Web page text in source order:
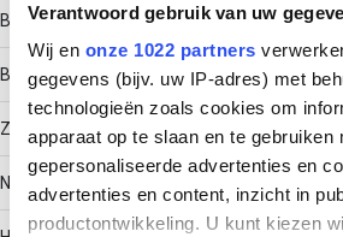
Verantwoord gebruik van uw
Wij en onze 1022 partners
gegevens (bijv. uw IP-adres) met
technologieën zoals cookies om
apparaat op te slaan en te gebruiken
gepersonaliseerde advertenties en
advertenties en content, inzicht in
productontwikkeling. U kunt kiezen
Bouwvorm
Bocht star
Zijperforatie
Nee